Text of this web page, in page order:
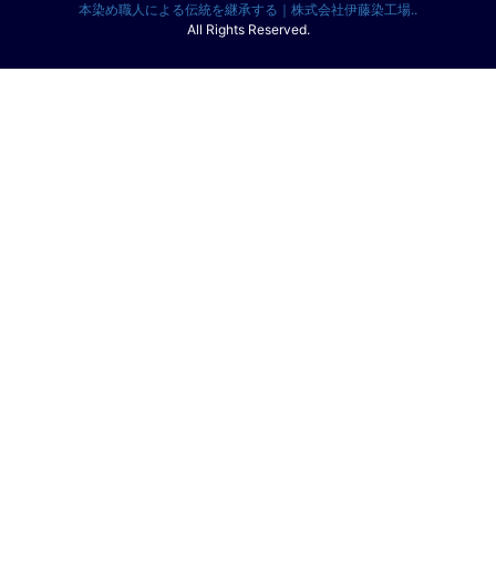
本染め職人による伝統を継承する｜株式会社伊藤染工場..
All Rights Reserved.